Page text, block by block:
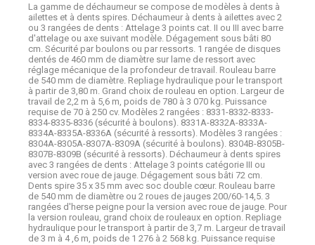
La gamme de déchaumeur se compose de modèles à dents à
ailettes et à dents spires. Déchaumeur à dents à ailettes avec 2
ou 3 rangées de dents : Attelage 3 points cat. II ou III avec barre
d'attelage ou axe suivant modèle. Dégagement sous bâti 80
cm. Sécurité par boulons ou par ressorts. 1 rangée de disques
dentés de 460 mm de diamètre sur lame de ressort avec
réglage mécanique de la profondeur de travail. Rouleau barre
de 540 mm de diamètre. Repliage hydraulique pour le transport
à partir de 3,80 m. Grand choix de rouleau en option. Largeur de
travail de 2,2 m à 5,6 m, poids de 780 à 3 070 kg. Puissance
requise de 70 à 250 cv. Modèles 2 rangées : 8331-8332-8333-
8334-8335-8336 (sécurité à boulons). 8331A-8332A-8333A-
8334A-8335A-8336A (sécurité à ressorts). Modèles 3 rangées :
8304A-8305A-8307A-8309A (sécurité à boulons). 8304B-8305B-
8307B-8309B (sécurité à ressorts). Déchaumeur à dents spires
avec 3 rangées de dents : Attelage 3 points catégorie III ou
version avec roue de jauge. Dégagement sous bâti 72 cm.
Dents spire 35 x 35 mm avec soc double cœur. Rouleau barre
de 540 mm de diamètre ou 2 roues de jauges 200/60-14,5. 3
rangées d'herse peigne pour la version avec roue de jauge. Pour
la version rouleau, grand choix de rouleaux en option. Repliage
hydraulique pour le transport à partir de 3,7 m. Largeur de travail
de 3 m à 4 ,6 m, poids de 1 276 à 2 568 kg. Puissance requise